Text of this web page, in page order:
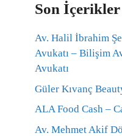
Son İçerikler
Av. Halil İbrahim
Avukatı – Bilişim
Avukatı
Güler Kıvanç
ALA Food Cash –
Av. Mehmet Akif